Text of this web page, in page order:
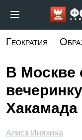
основному
Геократия
В Москве
Хакамада
Алиса Иняхина